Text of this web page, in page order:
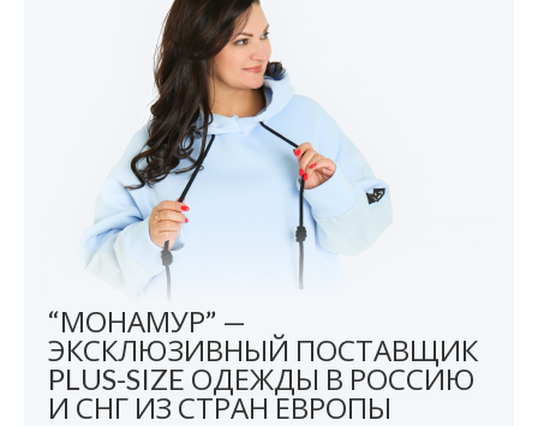
“МОНАМУР” —
ЭКСКЛЮЗИВНЫЙ ПОСТАВЩИК
PLUS-SIZE ОДЕЖДЫ В РОССИЮ
И СНГ ИЗ СТРАН ЕВРОПЫ